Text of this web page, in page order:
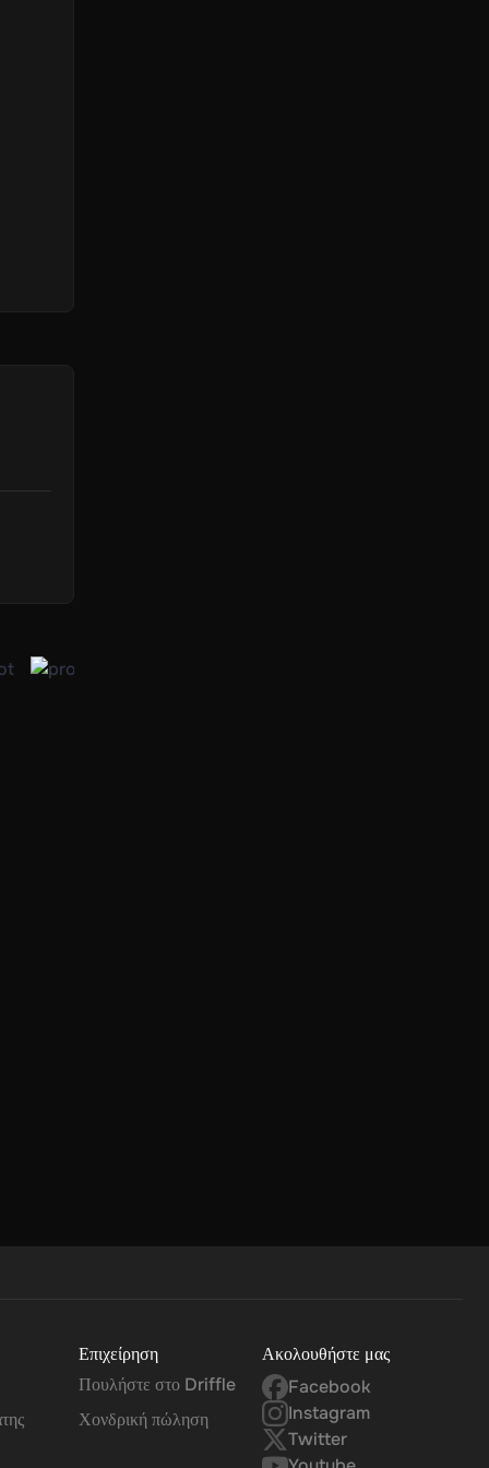
Επιχείρηση
Πουλήστε στο Driffle
Χονδρική πώληση
Ακολουθήστε μας
Facebook
Instagram
Twitter